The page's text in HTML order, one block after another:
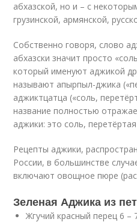
абхазской, но и – с
грузинской, армянской,
Собственно говоря, слово
абхазски значит просто
который именуют аджикой
называют апырпыл-джика
аджиктцатца («соль,
название полностью
аджики: это соль,
Рецепты аджики,
России, в большинстве
включают овощное пюре
Зеленая Аджика из
Жгучий красный перец 6 –